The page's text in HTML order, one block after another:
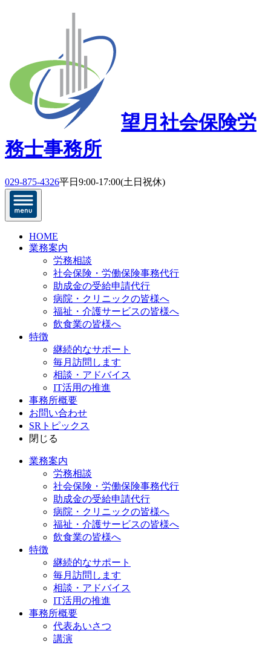
望月社会保険労
務士事務所
029-875-4326平日9:00-17:00(土日祝休)
HOME
業務案内
労務相談
社会保険・労働保険事務代行
助成金の受給申請代行
病院・クリニックの皆様へ
福祉・介護サービスの皆様へ
飲食業の皆様へ
特徴
継続的なサポート
毎月訪問します
相談・アドバイス
IT活用の推進
事務所概要
お問い合わせ
SRトピックス
閉じる
業務案内
労務相談
社会保険・労働保険事務代行
助成金の受給申請代行
病院・クリニックの皆様へ
福祉・介護サービスの皆様へ
飲食業の皆様へ
特徴
継続的なサポート
毎月訪問します
相談・アドバイス
IT活用の推進
事務所概要
代表あいさつ
講演